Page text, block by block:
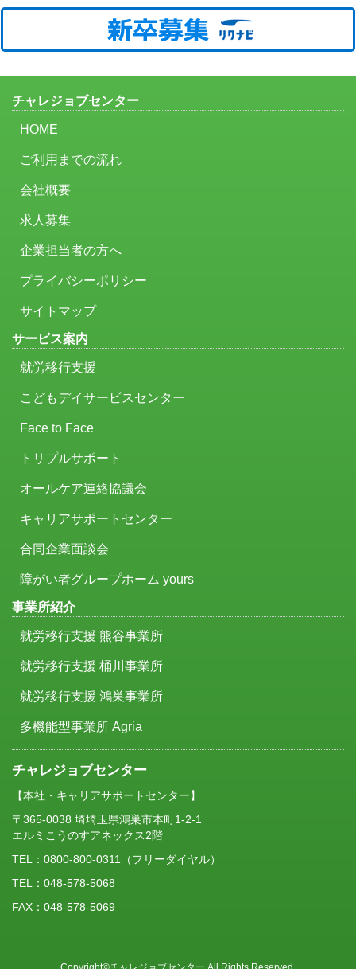
チャレジョブセンター
HOME
ご利用までの流れ
会社概要
求人募集
企業担当者の方へ
プライバシーポリシー
サイトマップ
サービス案内
就労移行支援
こどもデイサービスセンター
Face to Face
トリプルサポート
オールケア連絡協議会
キャリアサポートセンター
合同企業面談会
障がい者グループホーム yours
事業所紹介
就労移行支援 熊谷事業所
就労移行支援 桶川事業所
就労移行支援 鴻巣事業所
多機能型事業所 Agria
チャレジョブセンター
【本社・キャリアサポートセンター】
〒365-0038 埼埼玉県鴻巣市本町1-2-1
エルミこうのすアネックス2階
TEL： 0800-800-0311 （フリーダイヤル）
TEL：048-578-5068
FAX：048-578-5069